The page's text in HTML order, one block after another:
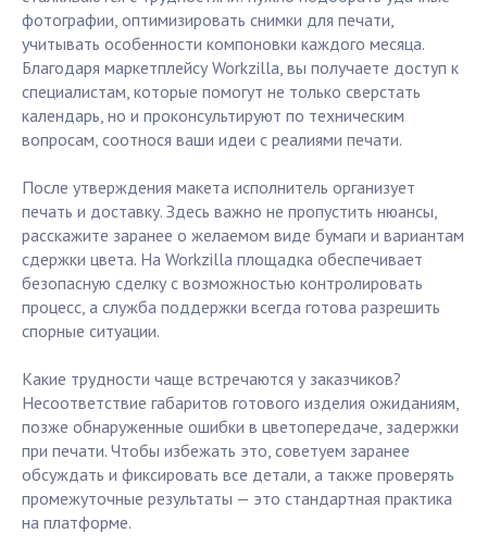
фотографии, оптимизировать снимки для печати,
учитывать особенности компоновки каждого месяца.
Благодаря маркетплейсу Workzilla, вы получаете доступ к
специалистам, которые помогут не только сверстать
календарь, но и проконсультируют по техническим
вопросам, соотнося ваши идеи с реалиями печати.
После утверждения макета исполнитель организует
печать и доставку. Здесь важно не пропустить нюансы,
расскажите заранее о желаемом виде бумаги и вариантам
сдержки цвета. На Workzilla площадка обеспечивает
безопасную сделку с возможностью контролировать
процесс, а служба поддержки всегда готова разрешить
спорные ситуации.
Какие трудности чаще встречаются у заказчиков?
Несоответствие габаритов готового изделия ожиданиям,
позже обнаруженные ошибки в цветопередаче, задержки
при печати. Чтобы избежать это, советуем заранее
обсуждать и фиксировать все детали, а также проверять
промежуточные результаты — это стандартная практика
на платформе.